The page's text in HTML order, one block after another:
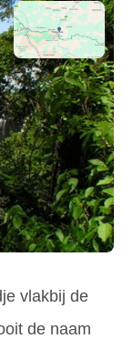
vlakbij de
de naam